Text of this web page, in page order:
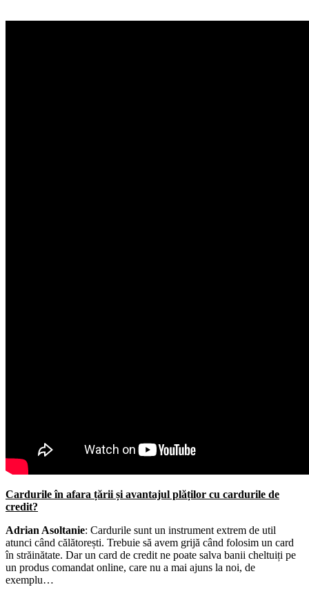
Cardurile în afara țării și avantajul plăților cu cardurile de
credit?
Adrian Asoltanie: Cardurile sunt un instrument extrem de util
atunci când călătorești. Trebuie să avem grijă când folosim un card
în străinătate. Dar un card de credit ne poate salva banii cheltuiți pe
un produs comandat online, care nu a mai ajuns la noi, de
exemplu…